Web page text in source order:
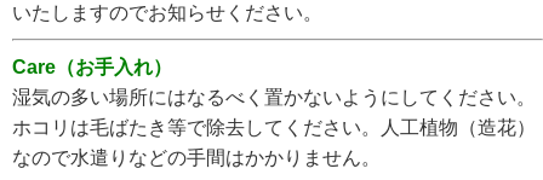
いたしますのでお知らせください。
Care（お手入れ）
湿気の多い場所にはなるべく置かないようにしてください。
ホコリは毛ばたき等で除去してください。人工植物（造花）
なので水遣りなどの手間はかかりません。